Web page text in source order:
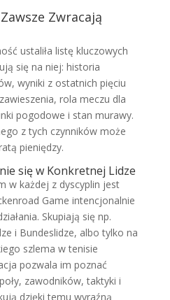
Zwracają
ustaliła listę kluczowych
się na niej: historia
wyniki z ostatnich pięciu
rola meczu dla
pogodowe i stan murawy.
z tych czynników może
pieniędzy.
się w Konkretnej Lidze
w każdej z dyscyplin jest
Game intencjonalnie
Skupiają się np.
i Bundeslidze, albo tylko na
szlema w tenisie
pozwala im poznać
zawodników, taktyki i
dzięki temu wyraźną